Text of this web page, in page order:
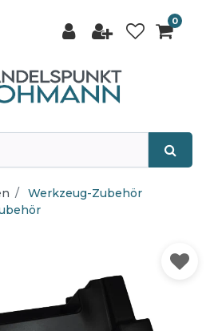
0
Werkzeug-Zubehör